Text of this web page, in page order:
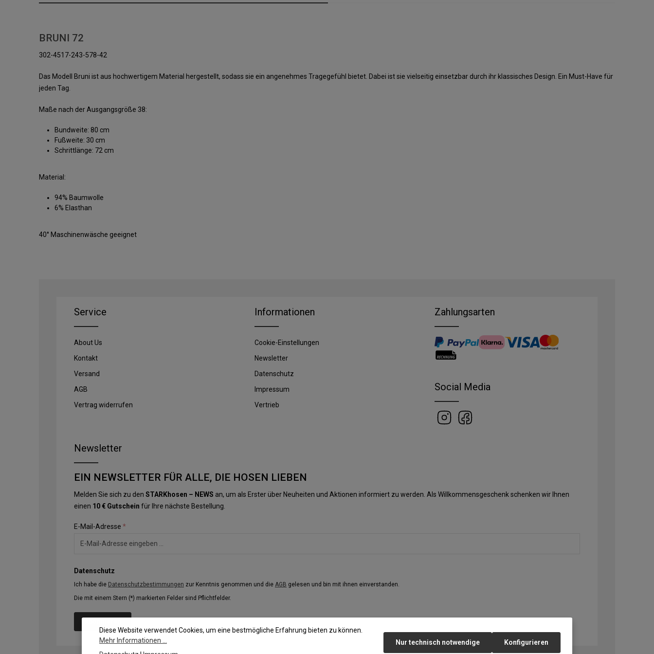
BRUNI 72
302-4517-243-578-42
Das Modell Bruni ist aus hochwertigem Material hergestellt, sodass sie ein angenehmes Tragegefühl bietet. Dabei ist sie vielseitig einsetzbar durch ihr klassisches Design. Ein Must-Have für
jeden Tag.
Maße nach der Ausgangsgröße 38:
Bundweite: 80 cm
Fußweite: 30 cm
Schrittlänge: 72 cm
Material:
94% Baumwolle
6% Elasthan
40° Maschinenwäsche geeignet
Service
About Us
Kontakt
Versand
AGB
Vertrag widerrufen
Informationen
Cookie-Einstellungen
Newsletter
Datenschutz
Impressum
Vertrieb
Zahlungsarten
Social Media
Newsletter
EIN NEWSLETTER FÜR ALLE, DIE HOSEN LIEBEN
Melden Sie sich zu den STARKhosen – NEWS an, um als Erster über Neuheiten und Aktionen informiert zu werden. Als Willkommensgeschenk schenken wir Ihnen
einen 10 € Gutschein für Ihre nächste Bestellung.
E-Mail-Adresse *
Datenschutz
Ich habe die Datenschutzbestimmungen zur Kenntnis genommen und die AGB gelesen und bin mit ihnen einverstanden.
Die mit einem Stern (*) markierten Felder sind Pflichtfelder.
Diese Website verwendet Cookies, um eine bestmögliche Erfahrung bieten zu können.
Mehr Informationen ...
Nur technisch notwendige Konfigurieren